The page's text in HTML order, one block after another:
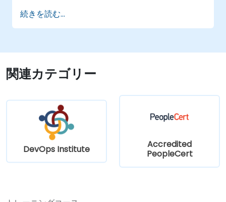
続きを読む...
関連カテゴリー
DevOps Institute
Accredited
PeopleCert